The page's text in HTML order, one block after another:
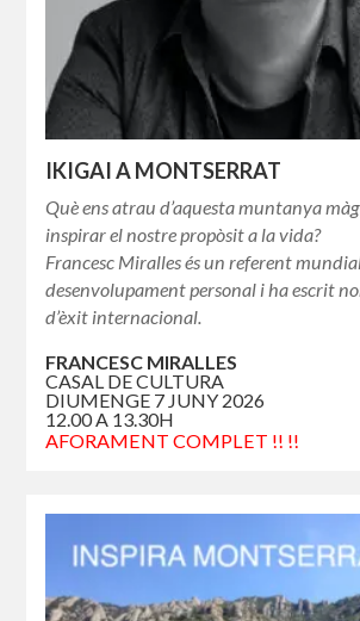
IKIGAI A MONTSERRAT
Què ens atrau d’aquesta muntanya
inspirar el nostre propòsit a la vida?
Francesc Miralles és un referent
desenvolupament personal i ha escrit
d’èxit internacional.
FRANCESC MIRALLES
CASAL DE CULTURA
DIUMENGE 7 JUNY 2026
12.00 A 13.30H
AFORAMENT COMPLET !! !!